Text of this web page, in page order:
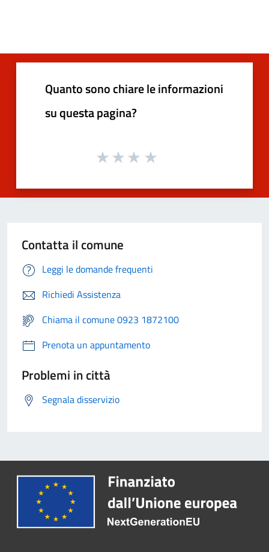
Quanto sono chiare le informazioni
su questa pagina?
Contatta il comune
Leggi le domande frequenti
Richiedi Assistenza
Chiama il comune 0923 1872100
Prenota un appuntamento
Problemi in città
Segnala disservizio